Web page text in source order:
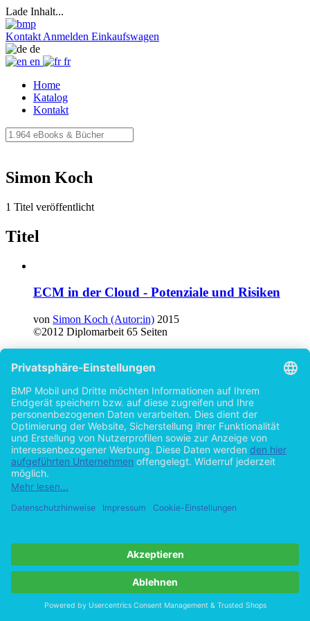
Lade Inhalt...
Kontakt Anmelden Einkaufswagen
de
en
fr
Home
Katalog
Kontakt
Simon Koch
1 Titel veröffentlicht
Titel
ECM in der Cloud - Potenziale und Risiken
von Simon Koch (Autor:in) 2015
©2012 Diplomarbeit 65 Seiten
Impressum
AGB
Vertrag widerrufen
Zur Desktop-Version
Copyright ©Imprint in der Bedey & Thoms Media GmbH powered
byOpen Publishing
Cookie-Einstellungen